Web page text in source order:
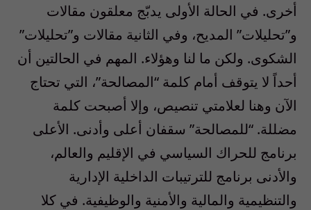
أخرى. في الحالة الأولى يدبّج معلقون مقالات
و”تحليلات” المديح، وفي الثانية مقالات و”تحليلات”
الشكوى. ولكن ما لنا وهؤلاء. المهم في الحالتين أن
أحداً لا يتوقف أمام كلمة “المصالحة”، التي تحتاج
الآن وهنا لعلامتي تنصيص، وإلا أصبحت كلمة
مضللة. “للمصالحة” سقفان أعلى وأدنى. الأعلى
برنامج للحراك السياسي في الإقليم والعالم،
والأدنى برنامج للترتيبات الداخلية الإدارية
والتنظيمية والمالية والأمنية والوظيفية. في كلا